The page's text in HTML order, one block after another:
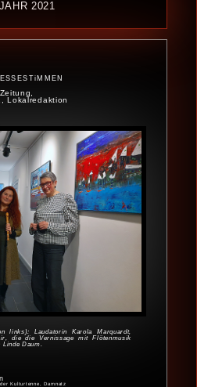
2021
Lokalredaktion
links): Laudatorin Karola Marquardt,
die die Vernissage mit Flötenmusik
Daum.
Kulturtenne, Damnatz